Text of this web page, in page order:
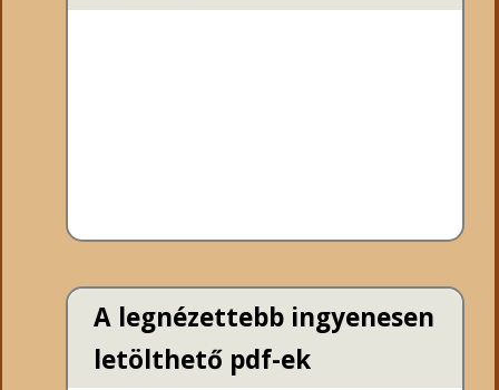
A legnézettebb ingyenesen
letölthető pdf-ek